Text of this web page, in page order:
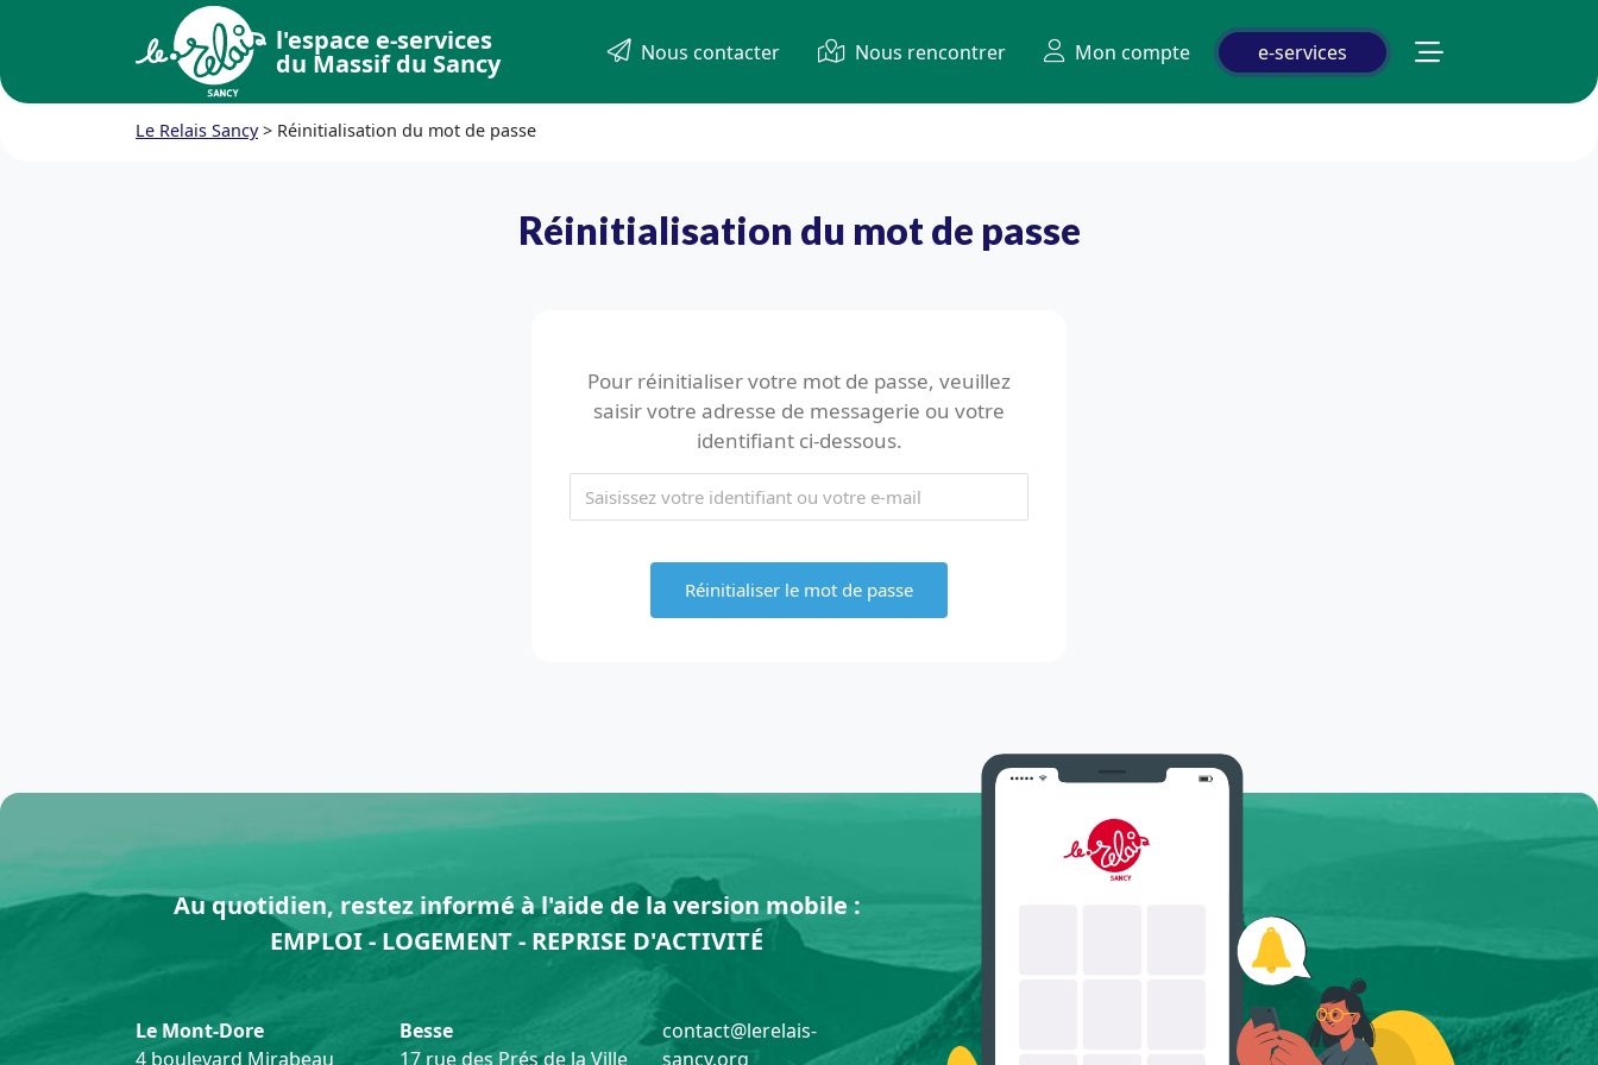
l'espace e-services
du Massif du Sancy Nous contacter Nous rencontrer Mon compte e-services
Le Relais Sancy> Réinitialisation du mot de passe
Réinitialisation du mot de passe
Pour réinitialiser votre mot de passe, veuillez
saisir votre adresse de messagerie ou votre
identifiant ci-dessous.
Au quotidien, restez informé à l'aide de la version mobile :
EMPLOI - LOGEMENT - REPRISE D'ACTIVITÉ
Le Mont-Dore
4 boulevard Mirabeau
Besse
17 rue des Prés de la Ville
contact@lerelais-
sancy.org